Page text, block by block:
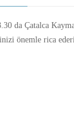
da Çatalca
önemle rica